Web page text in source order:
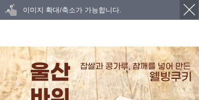
이미지 확대/축소가 가능합니다.